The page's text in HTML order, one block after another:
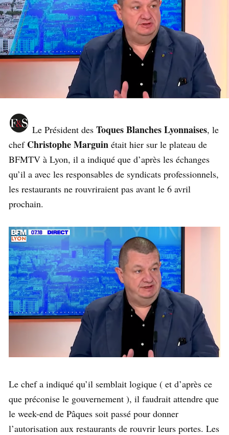
Le Président des Toques Blanches Lyonnaises, le
chef Christophe Marguin était hier sur le plateau de
BFMTV à Lyon, il a indiqué que d’après les échanges
qu’il a avec les responsables de syndicats professionnels,
les restaurants ne rouvriraient pas avant le 6 avril
prochain.
Le chef a indiqué qu’il semblait logique ( et d’après ce
que préconise le gouvernement ), il faudrait attendre que
le week-end de Pâques soit passé pour donner
l’autorisation aux restaurants de rouvrir leurs portes. Les